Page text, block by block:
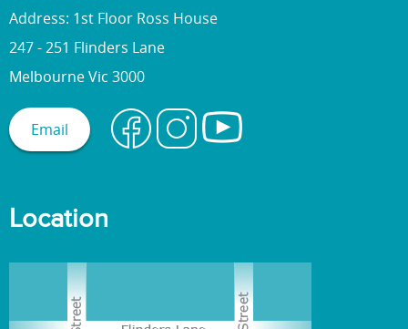
Address: 1st Floor Ross House
247 - 251 Flinders Lane
Melbourne Vic 3000
Email
Location